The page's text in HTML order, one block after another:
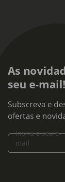
As
seu e-mail!
Subscreva e
ofertas e
Insira o seu e-
mail